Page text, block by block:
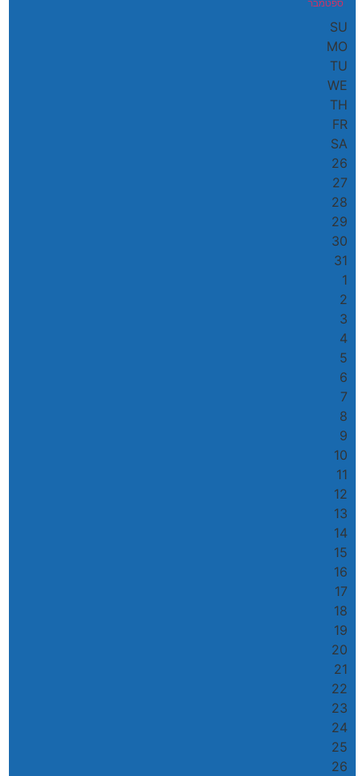
ספטמבר
SU
MO
TU
WE
TH
FR
SA
26
27
28
29
30
31
1
2
3
4
5
6
7
8
9
10
11
12
13
14
15
16
17
18
19
20
21
22
23
24
25
26